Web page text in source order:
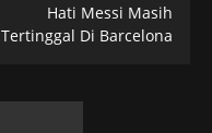
Hati Messi Masih
Tertinggal Di Barcelona